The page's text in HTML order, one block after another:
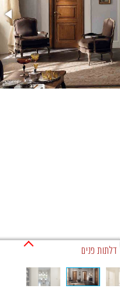
דלתות פנים